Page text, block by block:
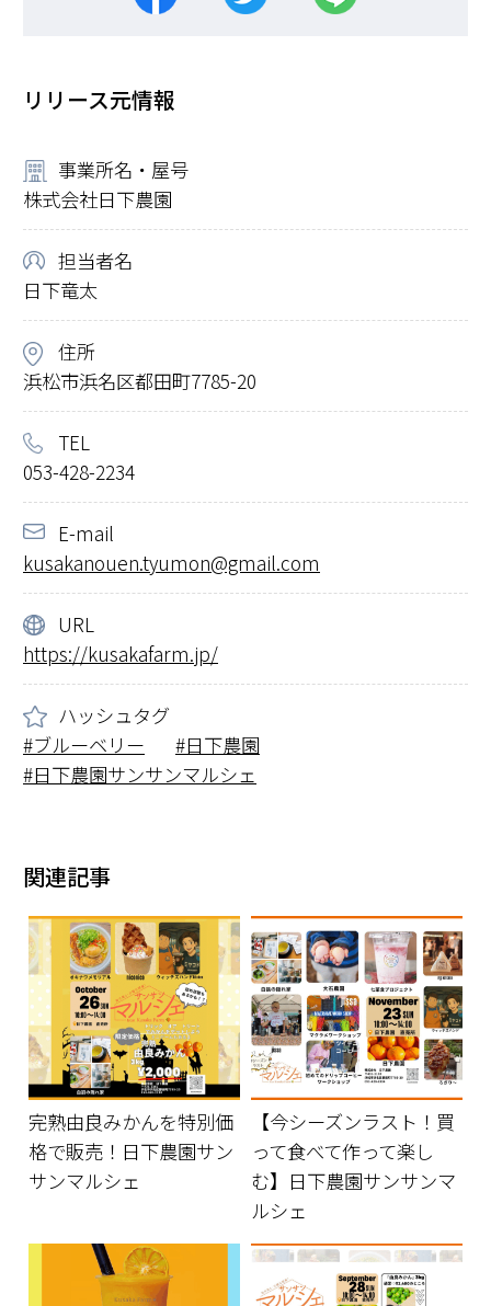
リリース元情報
事業所名・屋号
株式会社日下農園
担当者名
日下竜太
住所
浜松市浜名区都田町7785-20
TEL
053-428-2234
E-mail
kusakanouen.tyumon@gmail.com
URL
https://kusakafarm.jp/
ハッシュタグ
ブルーベリー
日下農園
日下農園サンサンマルシェ
関連記事
完熟由良みかんを特別価
格で販売！日下農園サン
サンマルシェ
【今シーズンラスト！買
って食べて作って楽し
む】日下農園サンサンマ
ルシェ